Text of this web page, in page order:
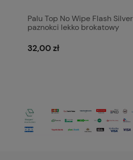
Palu Top No Wipe Flash Silver
paznokci lekko brokatowy
32,00 zł